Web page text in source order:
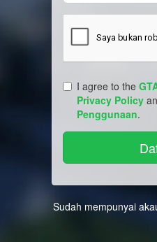
I agree to the
Privacy Policy
Penggunaan.
Sudah mempunyai